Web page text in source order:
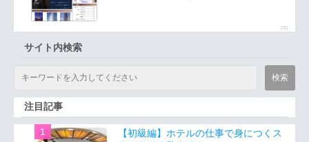
PR
サイト内検索
注目記事
【初級編】ホテルの仕事で身につくス